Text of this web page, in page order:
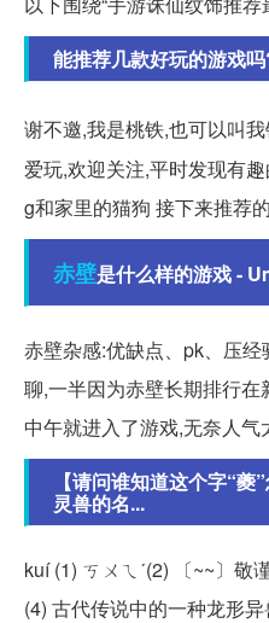
能推荐几款好玩的游戏
谢不邀,我是桃铁,也可以叫
爱玩,欢迎关注,平时发现有
g和家里的猫狗 接下来推荐
赤壁是什么样的游戏 -
赤壁杂感:优缺点、pk、压
聊,一半因为赤壁长期排行
中午就进入了游戏,无奈人气
【请问谁知道这个字“
灵兽的名...
kuí (1) ㄎㄨㄟˊ(2) 〔~~〕敬
(4) 古代传说中的一种龙形